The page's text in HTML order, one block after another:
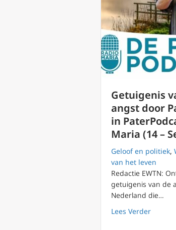
Getuigenis
angst door
in
Maria (14 –
Geloof en politiek,
van het leven
Redactie EWTN:
getuigenis van de
Nederland die…
Lees Verderabout